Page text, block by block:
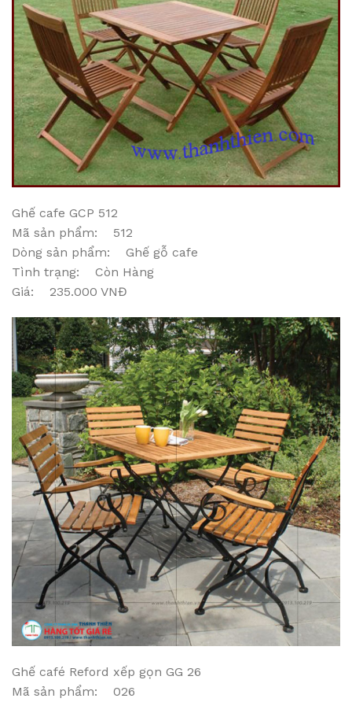
Ghế cafe GCP 512
Mã sản phẩm: 512
Dòng sản phẩm: Ghế gỗ cafe
Tình trạng: Còn Hàng
Giá: 235.000 VNĐ
Ghế café Reford xếp gọn GG 26
Mã sản phẩm: 026